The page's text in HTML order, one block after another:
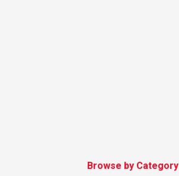
Browse by Category